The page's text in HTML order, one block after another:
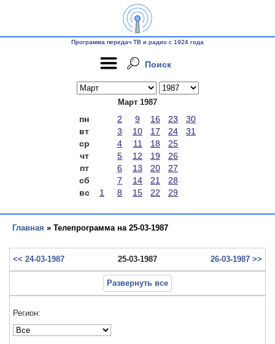
Программа передач ТВ и радио с 1924 года
Поиск
Март 1987
пн 2 9 16 23
30
вт
3 10 17 24
31
ср
4 11 18
25
чт
5 12 19
26
пт
6 13 20
27
сб
7 14 21
28
вс
1 8 15 22 29
Главная » Телепрограмма на 25-03-1987
<< 24-03-1987 25-03-1987 26-03-1987 >>
Развернуть все
Регион: